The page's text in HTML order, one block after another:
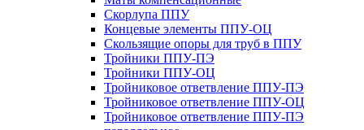
Скорлупа ППУ
Концевые элементы ППУ-ОЦ
Скользящие опоры для труб в ППУ
Тройники ППУ-ПЭ
Тройники ППУ-ОЦ
Тройниковое ответвление ППУ-ПЭ
Тройниковое ответвление ППУ-ОЦ
Тройниковое ответвление ППУ-ПЭ